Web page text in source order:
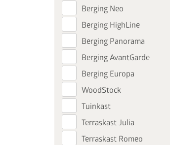
Berging Neo
Berging HighLine
Berging Panorama
Berging AvantGarde
Berging Europa
WoodStock
Tuinkast
Terraskast Julia
Terraskast Romeo